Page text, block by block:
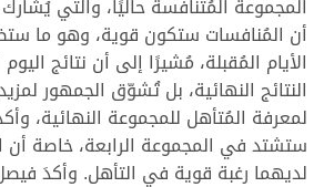
المجموعة المُتنافسة حاليًا، والتي
أن المُنافسات ستكون قوية، وهو ما
الأيام المُقبلة، مُشيرًا إلى أن نتائج
النتائج النهائية، بل تُشوّق الجمهور
لمعرفة المُتأهل للمجموعة النهائية،
ستشتد في المجموعة الرابعة، خاصة أن
لديهما رغبة قوية في التأهل. وأكدَ